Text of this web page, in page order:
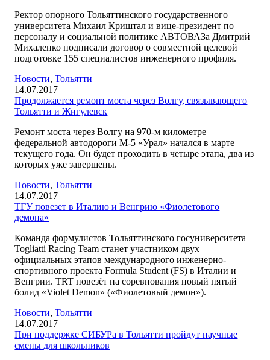
Ректор опорного Тольяттинского государственного
университета Михаил Криштал и вице-президент по
персоналу и социальной политике АВТОВАЗа Дмитрий
Михаленко подписали договор о совместной целевой
подготовке 155 специалистов инженерного профиля.
Новости,Тольятти
14.07.2017
Продолжается ремонт моста через Волгу, связывающего
Тольятти и Жигулевск
Ремонт моста через Волгу на 970-м километре
федеральной автодороги М-5 «Урал» начался в марте
текущего года. Он будет проходить в четыре этапа, два из
которых уже завершены.
Новости,Тольятти
14.07.2017
ТГУ повезет в Италию и Венгрию «Фиолетового
демона»
Команда формулистов Тольяттинского госуниверситета
Togliatti Racing Team станет участником двух
официальных этапов международного инженерно-
спортивного проекта Formula Student (FS) в Италии и
Венгрии. TRT повезёт на соревнования новый пятый
болид «Violet Demon» («Фиолетовый демон»).
Новости,Тольятти
14.07.2017
При поддержке СИБУРа в Тольятти пройдут научные
смены для школьников